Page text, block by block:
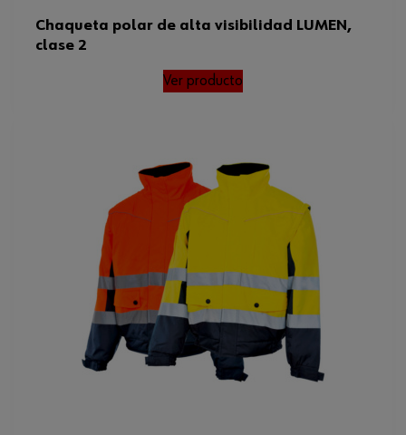
Chaqueta polar de alta visibilidad LUMEN,
clase 2
Ver producto